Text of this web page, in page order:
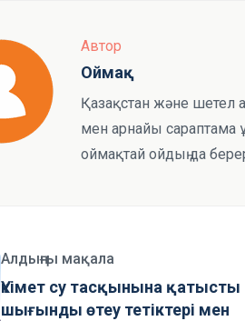
Автор
Оймақ
Қазақстан және шетел
мен арнайы сараптама
оймақтай ойдың да
Алдыңғы мақала
Үкімет су тасқынына қатысты
шығынды өтеу тетіктері мен